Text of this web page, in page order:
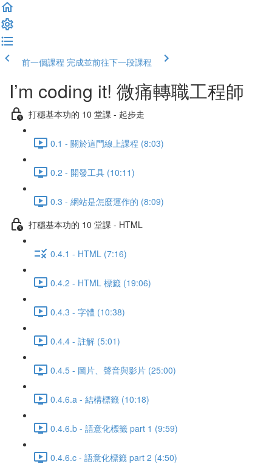
前一個課程 完成並前往下一段課程
I’m coding it! 微痛轉職工程師
打穩基本功的 10 堂課 - 起步走
0.1 - 關於這門線上課程 (8:03)
0.2 - 開發工具 (10:11)
0.3 - 網站是怎麼運作的 (8:09)
打穩基本功的 10 堂課 - HTML
0.4.1 - HTML (7:16)
0.4.2 - HTML 標籤 (19:06)
0.4.3 - 字體 (10:38)
0.4.4 - 註解 (5:01)
0.4.5 - 圖片、聲音與影片 (25:00)
0.4.6.a - 結構標籤 (10:18)
0.4.6.b - 語意化標籤 part 1 (9:59)
0.4.6.c - 語意化標籤 part 2 (4:50)